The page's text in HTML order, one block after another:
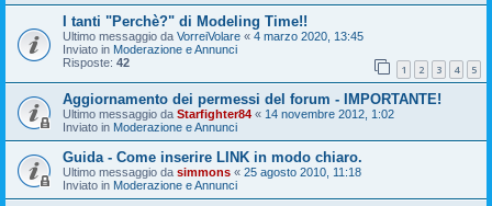
I tanti "Perchè?" di Modeling Time!!
Ultimo messaggio da VorreiVolare « 4 marzo 2020, 13:45
Inviato in Moderazione e Annunci
Risposte: 42 1 2 3 4 5
Aggiornamento dei permessi del forum - IMPORTANTE!
Ultimo messaggio da Starfighter84 « 14 novembre 2012, 1:02
Inviato in Moderazione e Annunci
Guida - Come inserire LINK in modo chiaro.
Ultimo messaggio da simmons « 25 agosto 2010, 11:18
Inviato in Moderazione e Annunci